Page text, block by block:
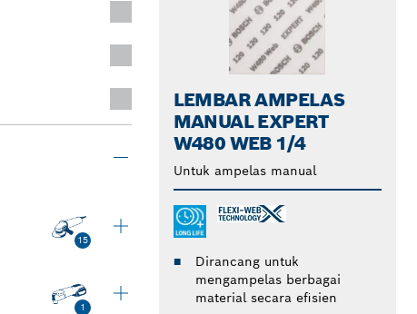
15
1
LEMBAR AMPELAS
MANUAL EXPERT
W480 WEB 1/4
Untuk ampelas manual
Dirancang untuk
mengampelas berbagai
material secara efisien